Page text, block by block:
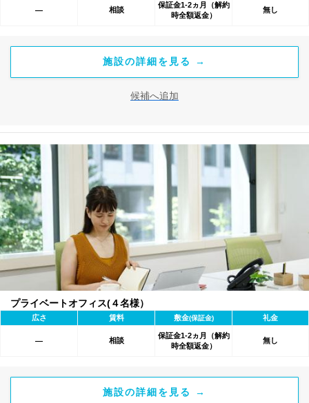
― 相談
保証金1-2ヵ月（解約
時全額返金）
無し
施設の詳細を見る →
候補へ追加
プライベートオフィス(４名様）
広さ 賃料 敷金(保証金) 礼金
― 相談
保証金1-2ヵ月（解約
時全額返金）
無し
施設の詳細を見る →